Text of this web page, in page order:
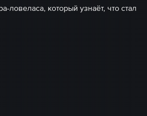
ловеласа, который узнаёт, что стал